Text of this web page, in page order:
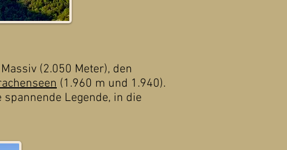
(2.050 Meter), den
(1.960 m und 1.940).
Legende, in die